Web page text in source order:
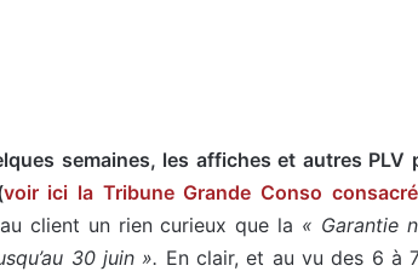
semaines, les affiches et autres
voir ici la Tribune Grande Conso
client un rien curieux que la « Garantie
30 juin ». En clair, et au vu des 6 à